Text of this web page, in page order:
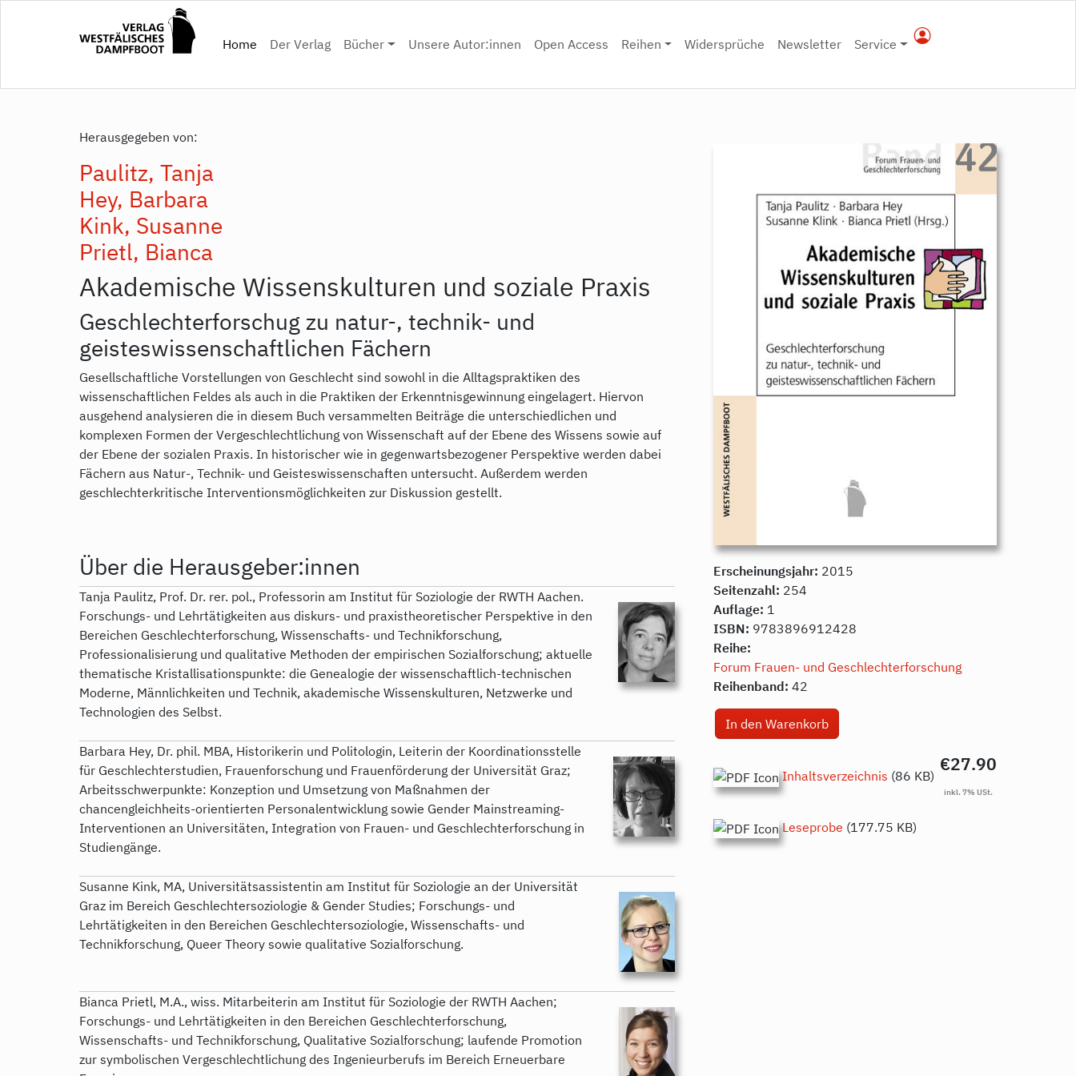
Home(current)
Der Verlag Bücher Unsere Autor:innen Open Access Reihen Widersprüche Newsletter Service
Herausgegeben von:
Paulitz, Tanja
Hey, Barbara
Kink, Susanne
Prietl, Bianca
Akademische Wissenskulturen und soziale Praxis
Geschlechterforschug zu natur-, technik- und
geisteswissenschaftlichen Fächern
Gesellschaftliche Vorstellungen von Geschlecht sind sowohl in die Alltagspraktiken des
wissenschaftlichen Feldes als auch in die Praktiken der Erkenntnisgewinnung eingelagert. Hiervon
ausgehend analysieren die in diesem Buch versammelten Beiträge die unterschiedlichen und
komplexen Formen der Vergeschlechtlichung von Wissenschaft auf der Ebene des Wissens sowie auf
der Ebene der sozialen Praxis. In historischer wie in gegenwartsbezogener Perspektive werden dabei
Fächern aus Natur-, Technik- und Geisteswissenschaften untersucht. Außerdem werden
geschlechterkritische Interventionsmöglichkeiten zur Diskussion gestellt.
Über die Herausgeber:innen
Tanja Paulitz, Prof. Dr. rer. pol., Professorin am Institut für Soziologie der RWTH Aachen.
Forschungs- und Lehrtätigkeiten aus diskurs- und praxistheoretischer Perspektive in den
Bereichen Geschlechterforschung, Wissenschafts- und Technikforschung,
Professionalisierung und qualitative Methoden der empirischen Sozialforschung; aktuelle
thematische Kristallisationspunkte: die Genealogie der wissenschaftlich-technischen
Moderne, Männlichkeiten und Technik, akademische Wissenskulturen, Netzwerke und
Technologien des Selbst.
Barbara Hey, Dr. phil. MBA, Historikerin und Politologin, Leiterin der Koordinationsstelle
für Geschlechterstudien, Frauenforschung und Frauenförderung der Universität Graz;
Arbeitsschwerpunkte: Konzeption und Umsetzung von Maßnahmen der
chancengleichheits-orientierten Personalentwicklung sowie Gender Mainstreaming-
Interventionen an Universitäten, Integration von Frauen- und Geschlechterforschung in
Studiengänge.
Susanne Kink, MA, Universitätsassistentin am Institut für Soziologie an der Universität
Graz im Bereich Geschlechtersoziologie & Gender Studies; Forschungs- und
Lehrtätigkeiten in den Bereichen Geschlechtersoziologie, Wissenschafts- und
Technikforschung, Queer Theory sowie qualitative Sozialforschung.
Bianca Prietl, M.A., wiss. Mitarbeiterin am Institut für Soziologie der RWTH Aachen;
Forschungs- und Lehrtätigkeiten in den Bereichen Geschlechterforschung,
Wissenschafts- und Technikforschung, Qualitative Sozialforschung; laufende Promotion
zur symbolischen Vergeschlechtlichung des Ingenieurberufs im Bereich Erneuerbare
9783896912428.jpeg
Erscheinungsjahr: 2015
Seitenzahl: 254
Auflage: 1
ISBN: 9783896912428
Reihe:
Forum Frauen- und Geschlechterforschung
Reihenband: 42
€27.90
Inhaltsverzeichnis (86 KB)
Leseprobe (177.75 KB)